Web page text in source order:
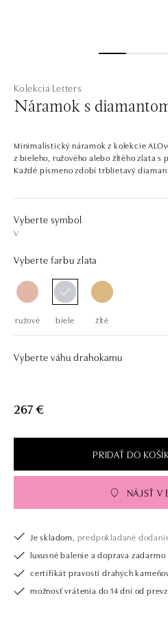
Kolekcia Letters
Náramok s
Minimalistický náramok z kolekcie
z bieleho, ružového alebo žltého zlata s
Každé písmeno zdobí trblietavý
Vyberte symbol
V
Vyberte farbu zlata
ružové biele žlté
Vyberte váhu drahokamu
267 €
PRIDAŤ DO
NÁJSŤ V
Je skladom, predpokladané
luxusné balenie a doprava zadarmo
certifikát pravosti drahých
možnosť vrátenia do 14 dní od